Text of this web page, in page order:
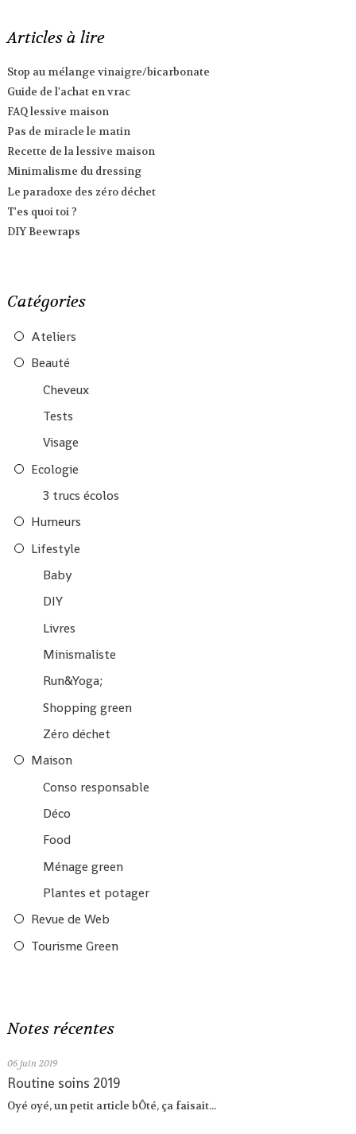
Articles à lire
Stop au mélange vinaigre/bicarbonate
Guide de l'achat en vrac
FAQ lessive maison
Pas de miracle le matin
Recette de la lessive maison
Minimalisme du dressing
Le paradoxe des zéro déchet
T'es quoi toi ?
DIY Beewraps
Catégories
Ateliers
Beauté
Cheveux
Tests
Visage
Ecologie
3 trucs écolos
Humeurs
Lifestyle
Baby
DIY
Livres
Minismaliste
Run&Yoga;
Shopping green
Zéro déchet
Maison
Conso responsable
Déco
Food
Ménage green
Plantes et potager
Revue de Web
Tourisme Green
Notes récentes
06 juin 2019
Routine soins 2019
Oyé oyé, un petit article bÔté, ça faisait...